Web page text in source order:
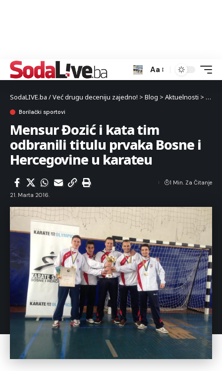
Aa
SodaLIVE.ba / Već drugu deceniju zajedno! > Blog > Aktuelnosti > Sport
Borilački sportovi
Mensur Đozić i kata tim
odbranili titulu prvaka Bosne i
Hercegovine u karateu
21. Marta 2016.
1 Min. Za Čitanje